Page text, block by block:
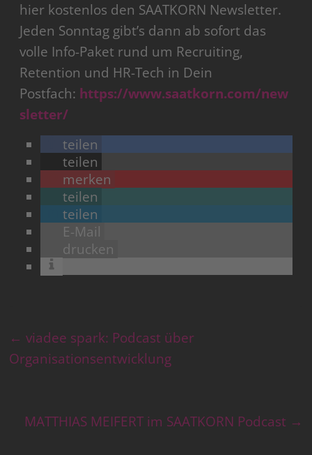
hier kostenlos den SAATKORN Newsletter.
Jeden Sonntag gibt’s dann ab sofort das
volle Info-Paket rund um Recruiting,
Retention und HR-Tech in Dein
Postfach: https://www.saatkorn.com/new
sletter/
teilen
teilen
merken
teilen
teilen
E-Mail
drucken
← viadee spark: Podcast über
Organisationsentwicklung
MATTHIAS MEIFERT im SAATKORN Podcast →